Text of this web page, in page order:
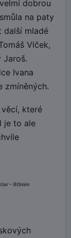
dobrou
na paty
další mladé
Vlček,
Jaroš.
Ivana
zmíněných.
které
je to ale
- 90min